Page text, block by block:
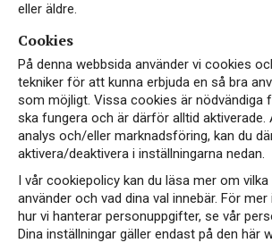
För att ett vin ska erhålla
Chianti Classico måste den
sangiovese ingå med 80–100%.
är oftast lagrade på stora eller
förväntad livslängd på 10 år
Vingårdarna ligger på en höjd av
ett böljande och mycket kulligt
Classico fick sitt DOCG
eller äldre.
Cookies
På denna webbsida använder vi cookies
tekniker för att kunna erbjuda en så bra
som möjligt. Vissa cookies är nödvändiga
ska fungera och är därför alltid
analys och/eller marknadsföring, kan du
aktivera/deaktivera i inställningarna nedan.
I vår cookiepolicy kan du läsa mer om
använder och vad dina val innebär. För
hur vi hanterar personuppgifter, se vår
Dina inställningar gäller endast på den här